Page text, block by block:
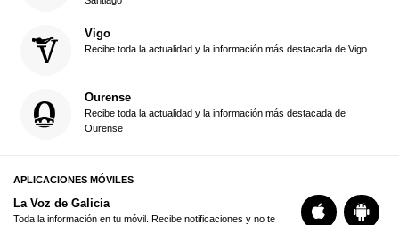
Vigo
Recibe toda la actualidad y la información más destacada de Vigo
Ourense
Recibe toda la actualidad y la información más destacada de
Ourense
APLICACIONES MÓVILES
La Voz de Galicia
Toda la información en tu móvil. Recibe notificaciones y no te